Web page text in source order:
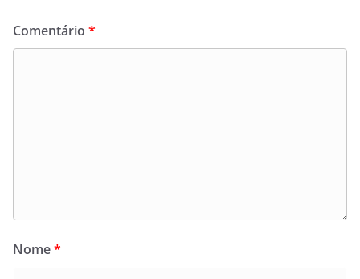
Comentário *
Nome*